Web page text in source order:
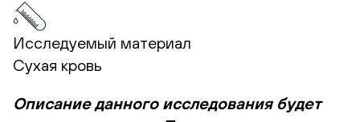
Исследуемый материал
Сухая кровь
Описание данного исследования будет